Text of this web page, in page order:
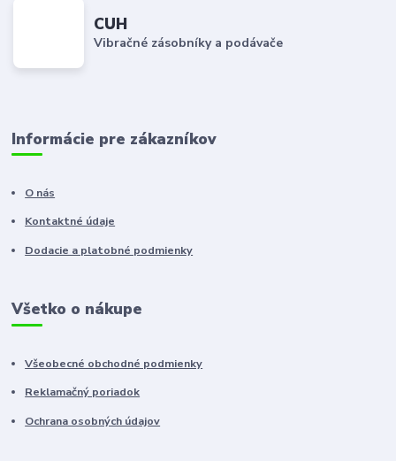
CUH
Vibračné zásobníky a podávače
Informácie pre zákazníkov
O nás
Kontaktné údaje
Dodacie a platobné podmienky
Všetko o nákupe
Všeobecné obchodné podmienky
Reklamačný poriadok
Ochrana osobných údajov